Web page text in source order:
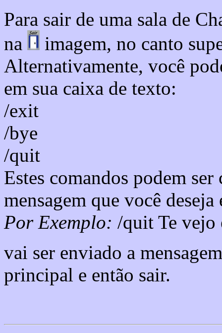
Para sair de uma sala de
na
imagem, no canto
Alternativamente, você
em sua caixa de texto:
/exit
/bye
/quit
Estes comandos podem
mensagem que você
Por Exemplo: /quit Te vejo
vai ser enviado a
principal e então sair.